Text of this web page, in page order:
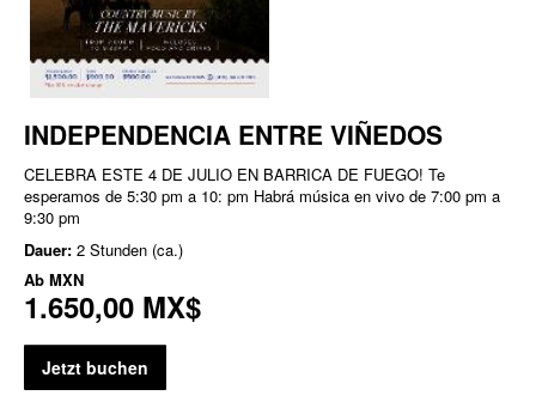
INDEPENDENCIA ENTRE VIÑEDOS
CELEBRA ESTE 4 DE JULIO EN BARRICA DE FUEGO! Te
esperamos de 5:30 pm a 10: pm Habrá música en vivo de 7:00 pm a
9:30 pm
Dauer: 2 Stunden (ca.)
Ab MXN
1.650,00 MX$
Jetzt buchen